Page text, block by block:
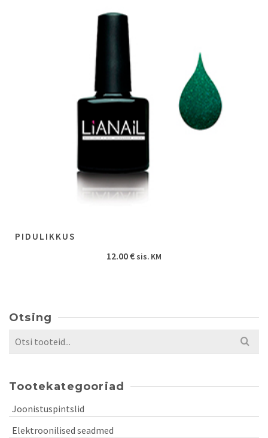
PIDULIKKUS
12.00€ sis. KM
Otsing
Search
for:
Tootekategooriad
Joonistuspintslid
Elektroonilised seadmed